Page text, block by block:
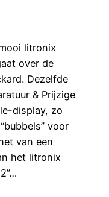
litronix
over de
Dezelfde
& Prijzige
display, zo
voor
van een
het litronix